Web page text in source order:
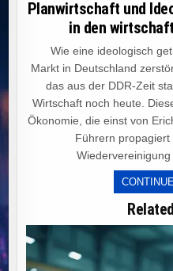
Planwirtschaft und
in den
Wie eine ideologisch
Markt in Deutschland
das aus der DDR-Zeit
Wirtschaft noch heute.
Ökonomie, die einst von
Führern